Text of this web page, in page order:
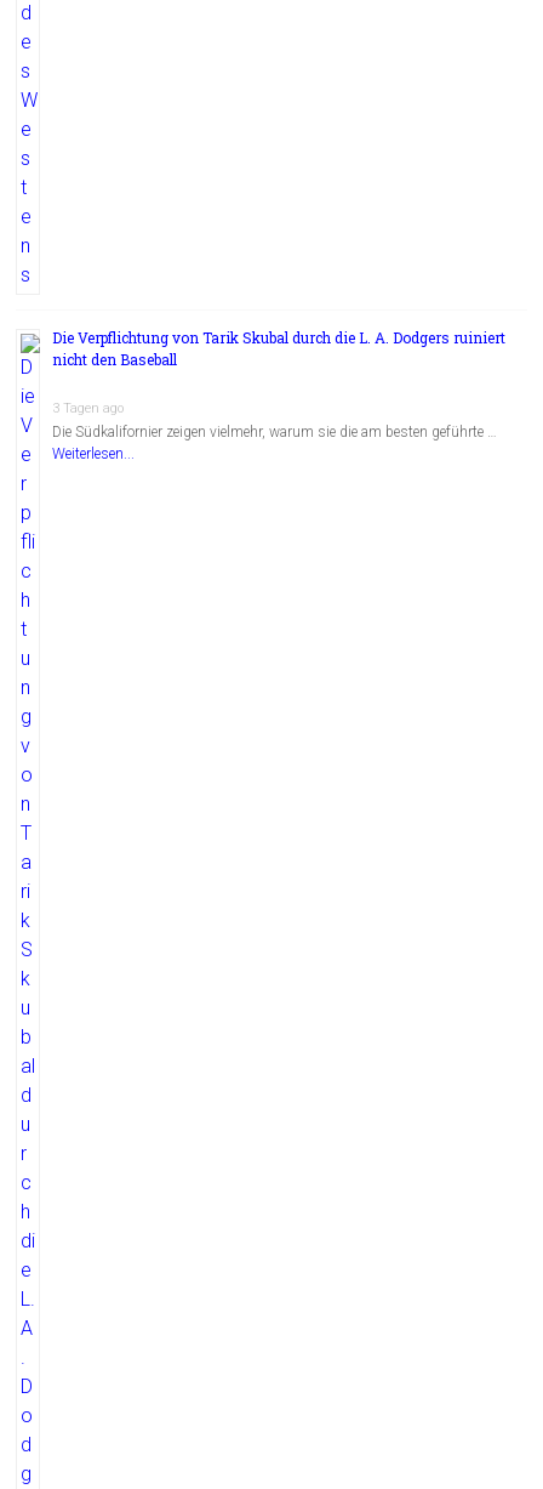
Die Verpflichtung von Tarik Skubal durch die L. A. Dodgers ruiniert
nicht den Baseball
3 Tagen ago
Die Südkalifornier zeigen vielmehr, warum sie die am besten geführte …
Weiterlesen...